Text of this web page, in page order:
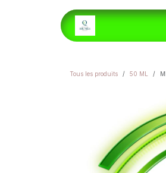
Tous les produits 50 ML